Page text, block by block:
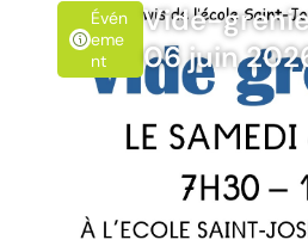
Évén
Eme
Nt
Vide-
06 juin